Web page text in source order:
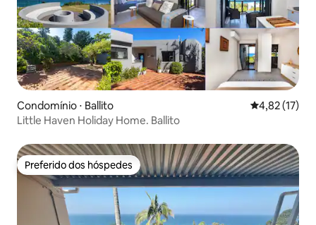
Condomínio ⋅ Ballito 4,82 de uma
4,82 (17)
Little Haven Holiday Home. Ballito
Preferido dos hóspedes
Preferido dos hóspedes